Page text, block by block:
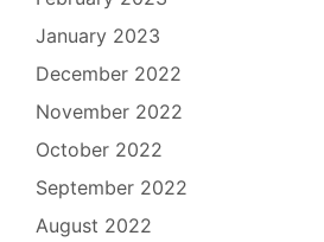
January 2023
December 2022
November 2022
October 2022
September 2022
August 2022